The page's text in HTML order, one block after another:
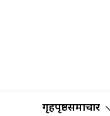
गृहपृष्ठसमाचार